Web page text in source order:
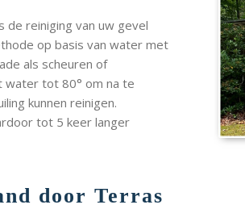
de reiniging van uw gevel
op basis van water met
als scheuren of
water tot 80° om na te
kunnen reinigen.
tot 5 keer langer
door Terras